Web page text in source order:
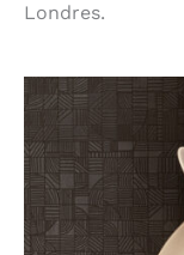
Londres.